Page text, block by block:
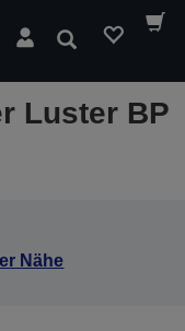
Suchen
Luster BP
Nähe